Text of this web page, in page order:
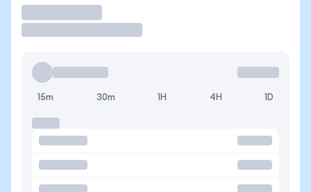
15m 30m 1H 4H 1D